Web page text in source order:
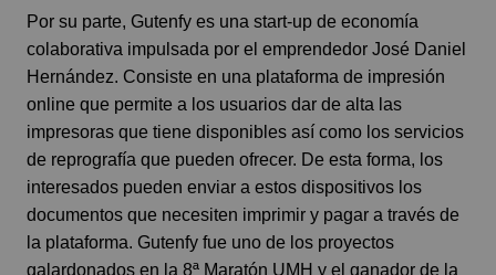
Por su parte, Gutenfy es una start-up de economía
colaborativa impulsada por el emprendedor José Daniel
Hernández. Consiste en una plataforma de impresión
online que permite a los usuarios dar de alta las
impresoras que tiene disponibles así como los servicios
de reprografía que pueden ofrecer. De esta forma, los
interesados pueden enviar a estos dispositivos los
documentos que necesiten imprimir y pagar a través de
la plataforma. Gutenfy fue uno de los proyectos
galardonados en la 8ª Maratón UMH y el ganador de la